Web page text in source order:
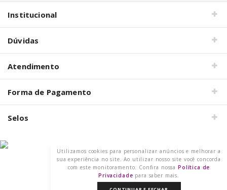
Institucional
Dúvidas
Atendimento
Forma de Pagamento
Selos
Razão Social: DECORE COM PAPEL LTDA
CNPJ: 15.473.249/0001-91
2021 @ Todos os direitos reservados.
Utilizamos cookies para personalizar anúncios e melhorar a
sua experiência no site. Ao utilizar nosso site você concorda
com este monitoramento. Confira nossa Política de
Privacidade para saber mais.